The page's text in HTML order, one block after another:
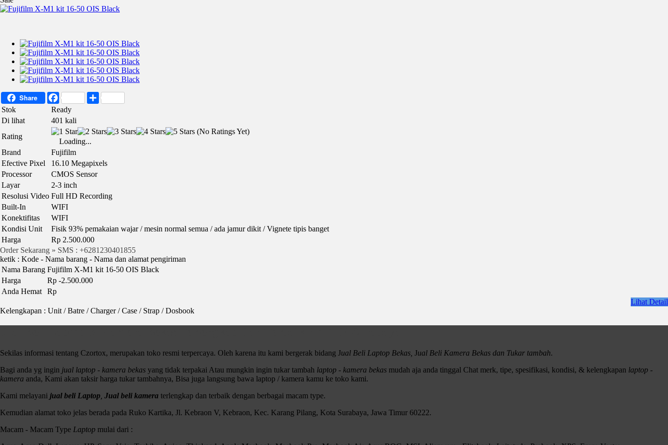
Share Facebook
Share
Stok
Ready
Di lihat
401 kali
Rating
(No Ratings Yet)
Loading...
Brand
Fujifilm
Efective Pixel
16.10 Megapixels
Processor
CMOS Sensor
Layar
2-3 inch
Resolusi Video Full HD Recording
Built-In
WIFI
Konektifitas
WIFI
Kondisi Unit
Fisik 93% pemakaian wajar / mesin normal semua / ada jamur dikit / Vignete tipis banget
Harga
Rp 2.500.000
Order Sekarang » SMS : +6281230401855
ketik : Kode - Nama barang - Nama dan alamat pengiriman
Nama Barang Fujifilm X-M1 kit 16-50 OIS Black
Harga
Rp -2.500.000
Anda Hemat
Rp
Lihat Detail
Kelengkapan : Unit / Batre / Charger / Case / Strap / Dosbook
Sekilas informasi tentang Czortox, merupakan toko resmi terpercaya. Oleh karena itu kami bergerak bidang Jual Beli Laptop Bekas, Jual Beli Kamera Bekas dan Tukar tambah.
Bagi anda yg ingin jual laptop - kamera bekas yang tidak terpakai Atau mungkin ingin tukar tambah laptop - kamera bekas mudah aja anda tinggal Chat merk, tipe, spesifikasi, kondisi, & kelengkapan laptop -
kamera anda, Kami akan taksir harga tukar tambahnya, Bisa juga langsung bawa laptop / kamera kamu ke toko kami.
Kami melayani jual beli Laptop Jual beli kamera terlengkap dan terbaik dengan berbagai macam type.
Kemudian alamat toko jelas berada pada Ruko Kartika, Jl. Kebraon V, Kebraon, Kec. Karang Pilang, Kota Surabaya, Jawa Timur 60222.
Macam - Macam Type Laptop mulai dari :